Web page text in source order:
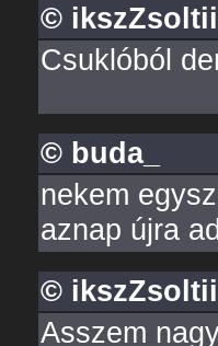
©
Csuklóból
© buda_
nekem
aznap újra
©
Asszem